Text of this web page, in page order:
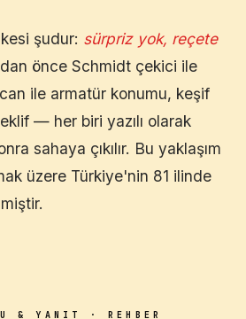
şudur: sürpriz yok, reçete
önce Schmidt çekici ile
ile armatür konumu, keşif
— her biri yazılı olarak
sahaya çıkılır. Bu yaklaşım
üzere Türkiye'nin 81 ilinde
& YANIT · REHBER